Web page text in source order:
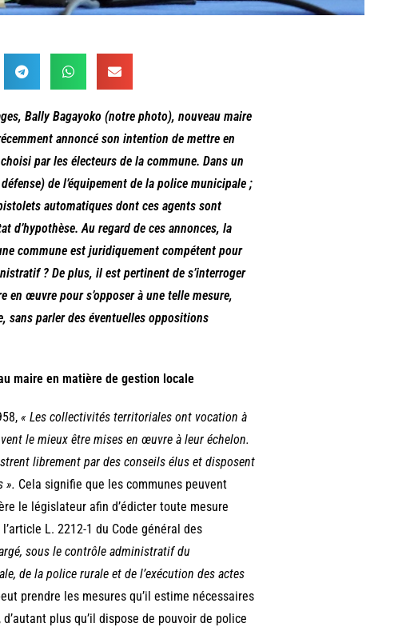
Bally Bagayoko (notre photo), nouveau maire
annoncé son intention de mettre en
par les électeurs de la commune. Dans un
de l’équipement de la police municipale ;
automatiques dont ces agents sont
d’hypothèse. Au regard de ces annonces, la
commune est juridiquement compétent pour
? De plus, il est pertinent de s’interroger
œuvre pour s’opposer à une telle mesure,
sans parler des éventuelles oppositions
maire en matière de gestion locale
« Les collectivités territoriales ont vocation à
le mieux être mises en œuvre à leur échelon.
librement par des conseils élus et disposent
». Cela signifie que les communes peuvent
le législateur afin d’édicter toute mesure
L. 2212-1 du Code général des
sous le contrôle administratif du
de la police rurale et de l’exécution des actes
prendre les mesures qu’il estime nécessaires
plus qu’il dispose de pouvoir de police